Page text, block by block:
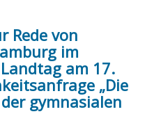
Rede von
im
am 17.
„Die
gymnasialen